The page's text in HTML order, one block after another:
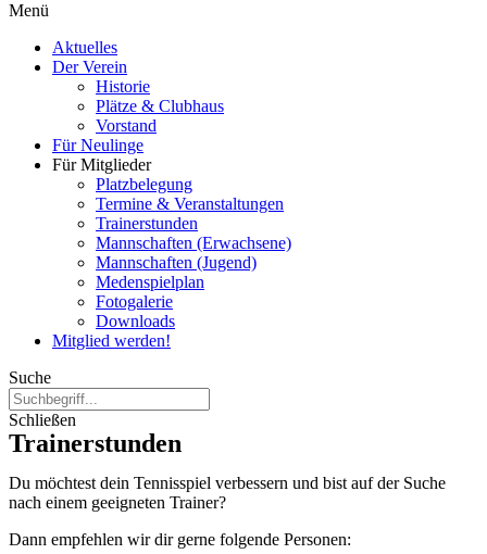
Menü
Aktuelles
Der Verein
Historie
Plätze & Clubhaus
Vorstand
Für Neulinge
Für Mitglieder
Platzbelegung
Termine & Veranstaltungen
Trainerstunden
Mannschaften (Erwachsene)
Mannschaften (Jugend)
Medenspielplan
Fotogalerie
Downloads
Mitglied werden!
Suche
Schließen
Trainerstunden
Du möchtest dein Tennisspiel verbessern und bist auf der Suche
nach einem geeigneten Trainer?
Dann empfehlen wir dir gerne folgende Personen: